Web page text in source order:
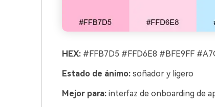
HEX:#FFB7D5 #FFD6E8 #BFE9FF
Estado de ánimo:soñador y ligero
Mejor para:interfaz de onboarding de